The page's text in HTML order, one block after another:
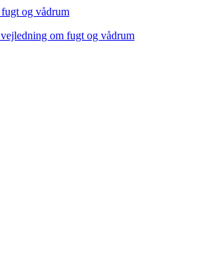
og vådrum
om fugt og vådrum